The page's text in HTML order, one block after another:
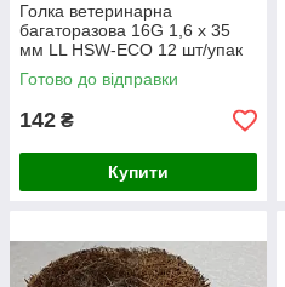
Голка ветеринарна
багаторазова 16G 1,6 x 35
мм LL HSW-ECO 12 шт/упак
Готово до відправки
142 ₴
Купити